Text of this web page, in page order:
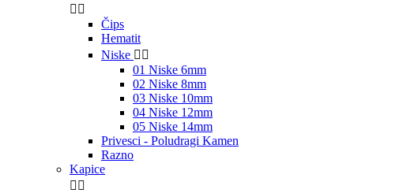
 
Čips
Hematit
Niske  
01 Niske 6mm
02 Niske 8mm
03 Niske 10mm
04 Niske 12mm
05 Niske 14mm
Privesci - Poludragi Kamen
Razno
Kapice
 